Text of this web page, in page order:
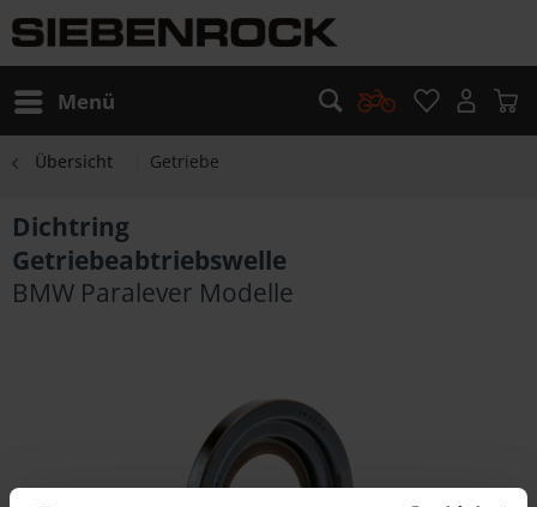
Menü
Übersicht Getriebe
Dichtring
Getriebeabtriebswelle
BMW Paralever Modelle